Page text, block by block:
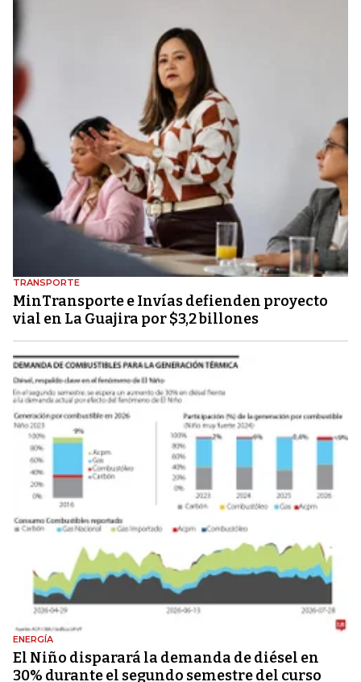
TRANSPORTE
MinTransporte e Invías defienden proyecto
vial en La Guajira por $3,2 billones
ENERGÍA
El Niño disparará la demanda de diésel en
30% durante el segundo semestre del curso